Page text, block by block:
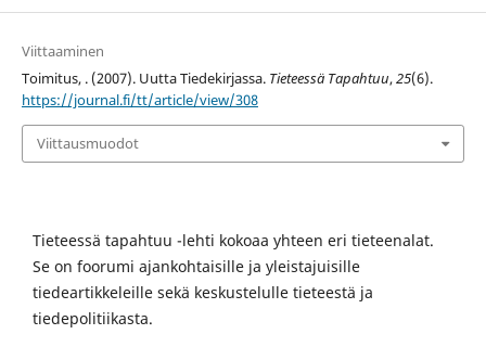
Viittaaminen
Toimitus, . (2007). Uutta Tiedekirjassa. Tieteessä Tapahtuu,25(6).
https://journal.fi/tt/article/view/308
Viittausmuodot
Tieteessä tapahtuu -lehti kokoaa yhteen eri tieteenalat.
Se on foorumi ajankohtaisille ja yleistajuisille
tiedeartikkeleille sekä keskustelulle tieteestä ja
tiedepolitiikasta.